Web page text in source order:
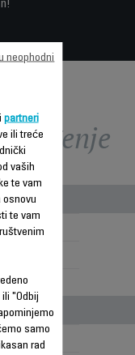
zraka
i hladno
partneri
ili treće
vaših
te vam
osnovu
te vam
"Odbij
samo
rad
neophodni